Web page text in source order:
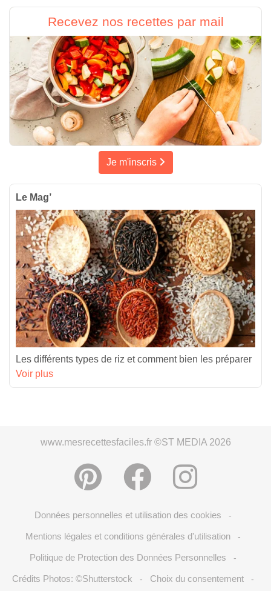
Recevez nos recettes par mail
Je m'inscris
Le Mag’
Les différents types de riz et comment bien les préparer
Voir plus
www.mesrecettesfaciles.fr ©ST MEDIA 2026
Données personnelles et utilisation des cookies -
Mentions légales et conditions générales d'utilisation -
Politique de Protection des Données Personnelles -
Crédits Photos: ©Shutterstock - Choix du consentement -